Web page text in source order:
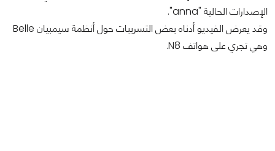
الإصدارات الحالية "anna".
وقد يعرض الفيديو أدناه بعض التسريبات حول أنظمة سيمبيان Belle
وهي تجري على هواتف N8.